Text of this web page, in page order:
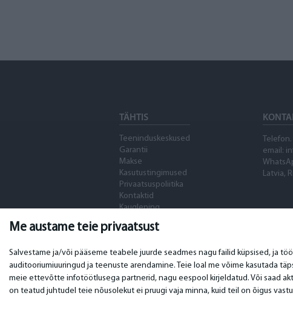
Me austame teie privaatsust
Salvestame ja/või pääseme teabele juurde seadmes nagu failid küpsised, ja
auditooriumiuuringud ja teenuste arendamine. Teie loal me võime kasutada
meie ettevõtte infotöötlusega partnerid, nagu eespool kirjeldatud. Või saad
on teatud juhtudel teie nõusolekut ei pruugi vaja minna, kuid teil on õigus
TÄHTIS
Teeninduskeskused
Garantii
Makse
Kasutustingimused
Privaatsuspoliitika
Kontaktid
Kaugleping
Telefon.
email:
Latvia,